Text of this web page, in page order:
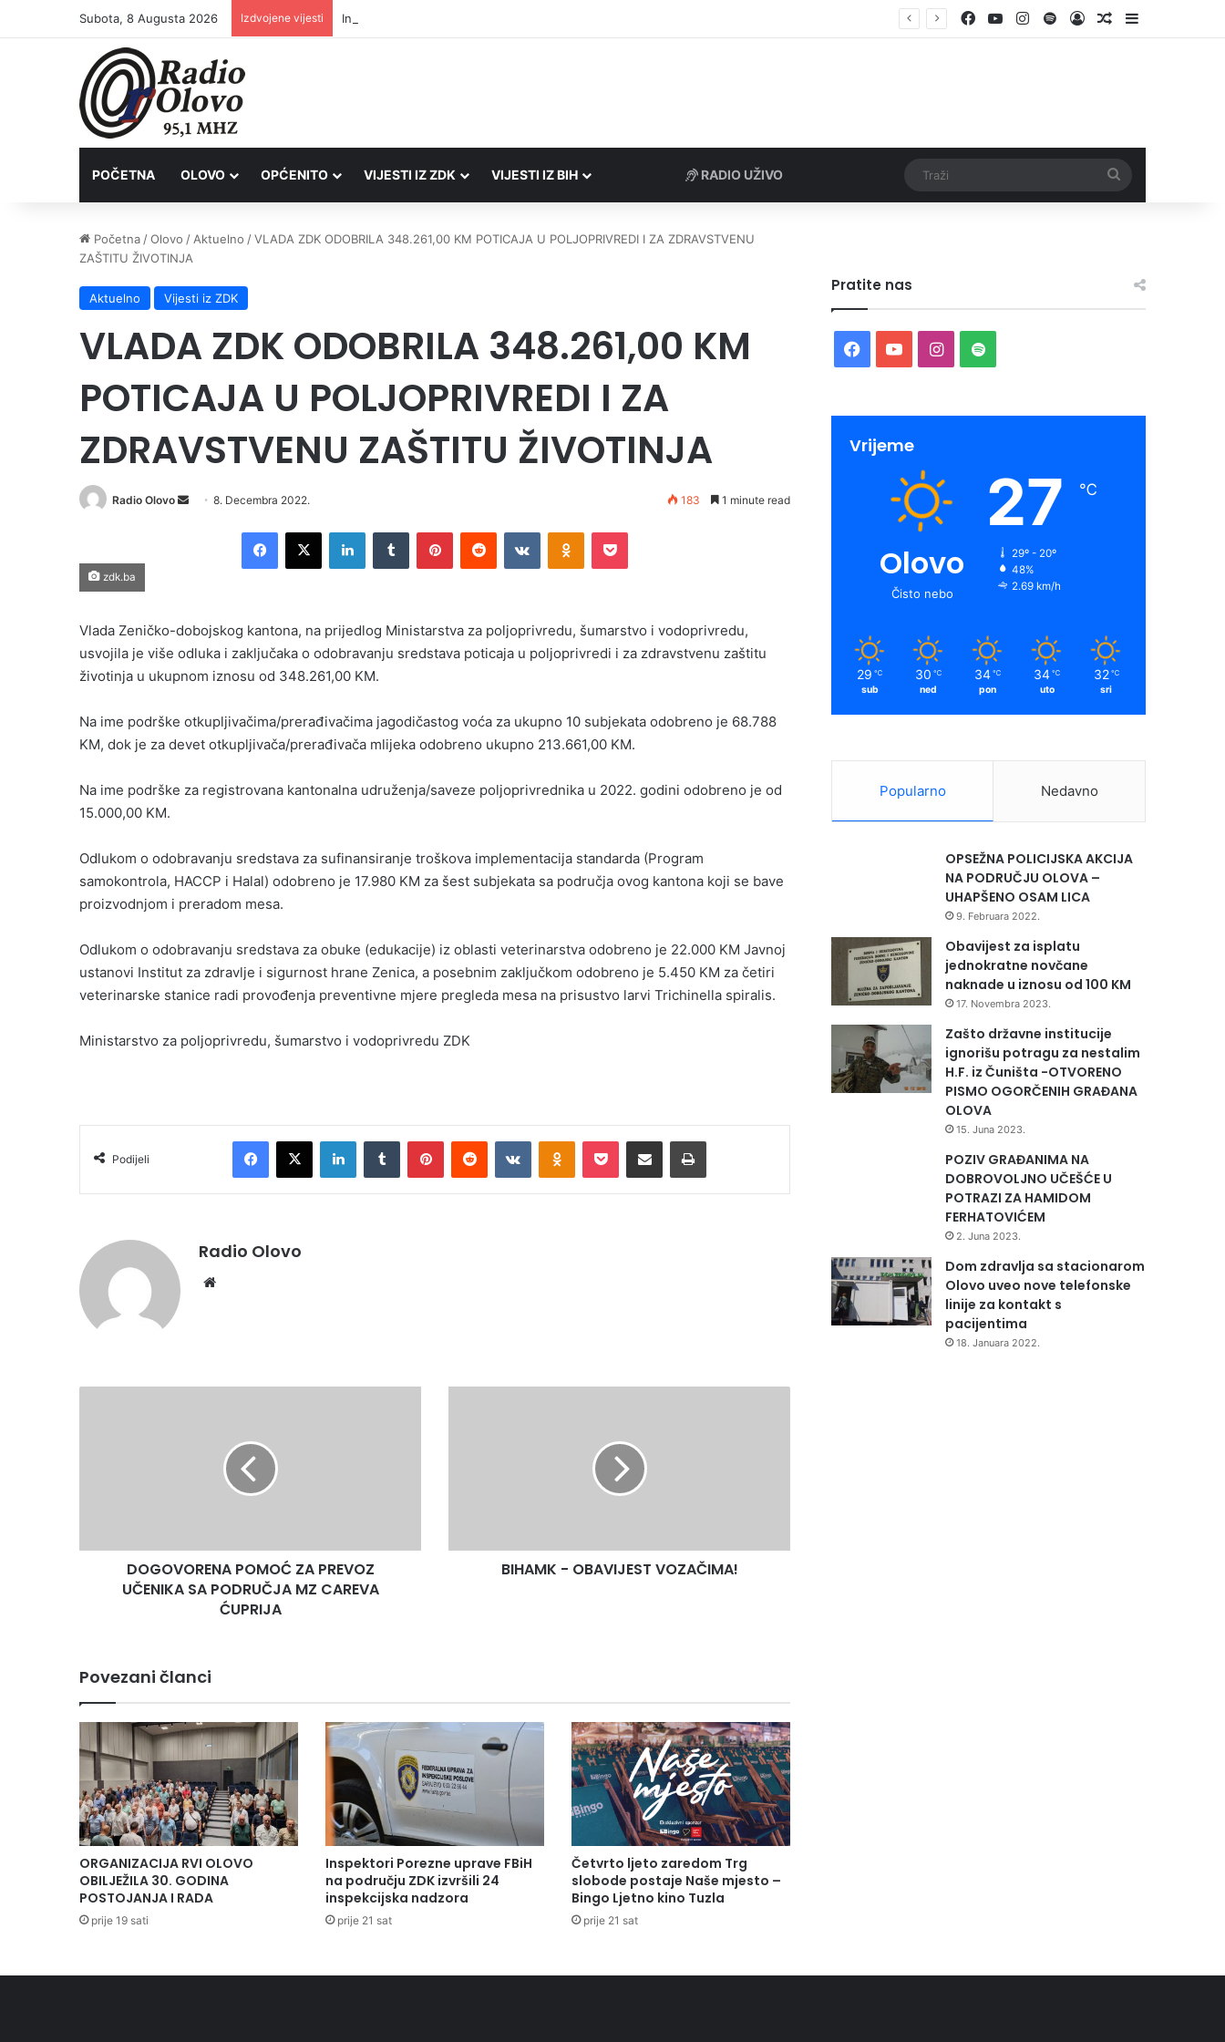
Subota, 8 Augusta 2026 Izdvojene vijesti Inspektori Porezne uprave FBiH na području ZDK izvršili 24 inspekcijska nadzora Facebook
YouTubeInstagram
SpotifyLog InRandom Article
Sidebar
POČETNA OLOVO OPĆENITO VIJESTI IZ ZDK VIJESTI IZ BIH RADIO UŽIVO
Početna /Olovo / Aktuelno /VLADA ZDK ODOBRILA 348.261,00 KM POTICAJA U POLJOPRIVREDI I ZA ZDRAVSTVENU
ZAŠTITU ŽIVOTINJA
Aktuelno Vijesti iz ZDK
VLADA ZDK ODOBRILA 348.261,00 KM
POTICAJA U POLJOPRIVREDI I ZA
ZDRAVSTVENU ZAŠTITU ŽIVOTINJA
Radio Olovo
Send8. Decembra 2022. 183 1 minute read
Facebook
X LinkedInTumblr PinterestReddit VKontakteOdnoklassniki
Pocket
zdk.ba
Vlada Zeničko-dobojskog kantona, na prijedlog Ministarstva za poljoprivredu, šumarstvo i vodoprivredu,
usvojila je više odluka i zaključaka o odobravanju sredstava poticaja u poljoprivredi i za zdravstvenu zaštitu
životinja u ukupnom iznosu od 348.261,00 KM.
Na ime podrške otkupljivačima/prerađivačima jagodičastog voća za ukupno 10 subjekata odobreno je 68.788
KM, dok je za devet otkupljivača/prerađivača mlijeka odobreno ukupno 213.661,00 KM.
Na ime podrške za registrovana kantonalna udruženja/saveze poljoprivrednika u 2022. godini odobreno je od
15.000,00 KM.
Odlukom o odobravanju sredstava za sufinansiranje troškova implementacija standarda (Program
samokontrola, HACCP i Halal) odobreno je 17.980 KM za šest subjekata sa područja ovog kantona koji se bave
proizvodnjom i preradom mesa.
Odlukom o odobravanju sredstava za obuke (edukacije) iz oblasti veterinarstva odobreno je 22.000 KM Javnoj
ustanovi Institut za zdravlje i sigurnost hrane Zenica, a posebnim zaključkom odobreno je 5.450 KM za četiri
veterinarske stanice radi provođenja preventivne mjere pregleda mesa na prisustvo larvi Trichinella spiralis.
Ministarstvo za poljoprivredu, šumarstvo i vodoprivredu ZDK
Podijeli
Facebook
X LinkedInTumblr PinterestReddit VKontakteOdnoklassniki
Pocket Podijeli putem Emaila Print
Radio Olovo
CAREVA
DOGOVORENA POMOĆ ZA PREVOZ
UČENIKA SA PODRUČJA MZ CAREVA
ĆUPRIJA
BIHAMK - OBAVIJEST VOZAČIMA!
Povezani članci
ORGANIZACIJA RVI OLOVO
OBILJEŽILA 30. GODINA
POSTOJANJA I RADA
prije 19 sati
Inspektori Porezne uprave FBiH
na području ZDK izvršili 24
inspekcijska nadzora
prije 21 sat
Četvrto ljeto zaredom Trg
slobode postaje Naše mjesto –
Bingo Ljetno kino Tuzla
prije 21 sat
Pratite nas
Facebook
YouTubeInstagram
Spotify
Vrijeme
Olovo
Čisto nebo
27 ℃
29º - 20º
48%
2.69 km/h
29 ℃
sub
30 ℃
ned
34 ℃
pon
34 ℃
uto
32 ℃
sri
Popularno Nedavno
OPSEŽNA POLICIJSKA AKCIJA
NA PODRUČJU OLOVA –
UHAPŠENO OSAM LICA
9. Februara 2022.
Obavijest za isplatu
jednokratne novčane
naknade u iznosu od 100 KM
17. Novembra 2023.
Zašto državne institucije
ignorišu potragu za nestalim
H.F. iz Čuništa -OTVORENO
PISMO OGORČENIH GRAĐANA
OLOVA
15. Juna 2023.
POZIV GRAĐANIMA NA
DOBROVOLJNO UČEŠĆE U
POTRAZI ZA HAMIDOM
FERHATOVIĆEM
2. Juna 2023.
Dom zdravlja sa stacionarom
Olovo uveo nove telefonske
linije za kontakt s
pacijentima
18. Januara 2022.